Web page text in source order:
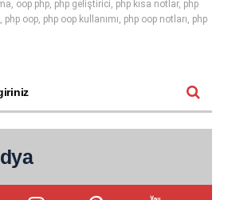
, oop php, php geliştirici, php kısa notlar, php
, php oop, php oop kullanımı, php oop notları, php